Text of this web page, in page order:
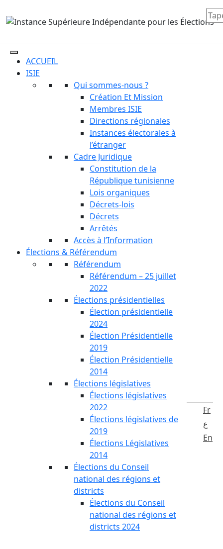
ACCUEIL
ISIE
Qui sommes-nous ?
Création Et Mission
Membres ISIE
Directions régionales
Instances électorales à
l’étranger
Cadre Juridique
Constitution de la
République tunisienne
Lois organiques
Décrets-lois
Décrets
Arrêtés
Accès à l’Information
Élections & Référendum
Référendum
Référendum – 25 juillet
2022
Élections présidentielles
Élection présidentielle
2024
Élection Présidentielle
2019
Élection Présidentielle
2014
Élections législatives
Élections législatives
2022
Élections législatives de
2019
Élections Législatives
2014
Élections du Conseil
national des régions et
districts
Élections du Conseil
national des régions et
districts 2024
Fr
ع
En